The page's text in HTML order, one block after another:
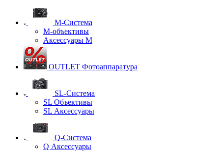
M-Система
М-объективы
Аксессуары М
OUTLET Фотоаппаратура
SL-Система
SL Объективы
SL Аксессуары
Q-Cистема
Q Аксессуары